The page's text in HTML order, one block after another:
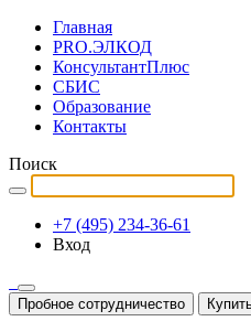
Главная
PRO.ЭЛКОД
КонсультантПлюс
СБИС
Образование
Контакты
Поиск
+7 (495) 234-36-61
Вход
Пробное сотрудничество